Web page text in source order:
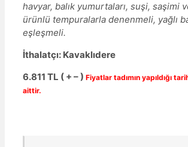
havyar, balık yumurtaları, suşi, saşimi
ürünlü tempuralarla denenmeli, yağlı
eşleşmeli.
İthalatçı: Kavaklıdere
6.811 TL ( + – ) Fiyatlar tadımın yapıldığı
aittir.